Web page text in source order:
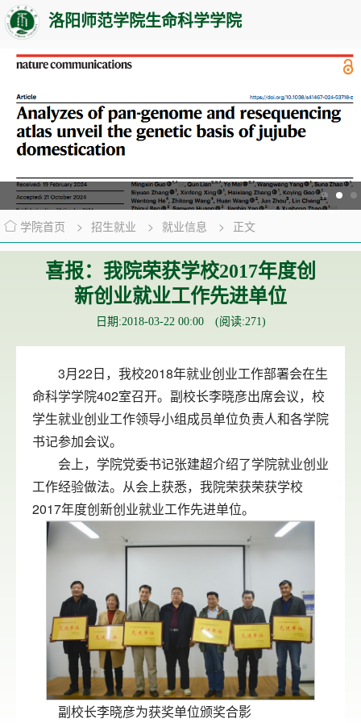
洛阳师范学院生命科学学院
学院首页 > 招生就业 > 就业信息 > 正文
喜报：我院荣获学校2017年度创
新创业就业工作先进单位
日期:2018-03-22 00:00 (阅读:271)
3月22日，我校2018年就业创业工作部署会在生
命科学学院402室召开。副校长李晓彦出席会议，校
学生就业创业工作领导小组成员单位负责人和各学院
书记参加会议。
会上，学院党委书记张建超介绍了学院就业创业
工作经验做法。从会上获悉，我院荣获荣获学校
2017年度创新创业就业工作先进单位。
副校长李晓彦为获奖单位颁奖合影